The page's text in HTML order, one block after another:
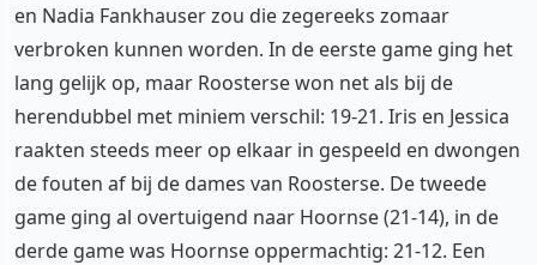
en Nadia Fankhauser zou die zegereeks zomaar
verbroken kunnen worden. In de eerste game ging het
lang gelijk op, maar Roosterse won net als bij de
herendubbel met miniem verschil: 19-21. Iris en Jessica
raakten steeds meer op elkaar in gespeeld en dwongen
de fouten af bij de dames van Roosterse. De tweede
game ging al overtuigend naar Hoornse (21-14), in de
derde game was Hoornse oppermachtig: 21-12. Een